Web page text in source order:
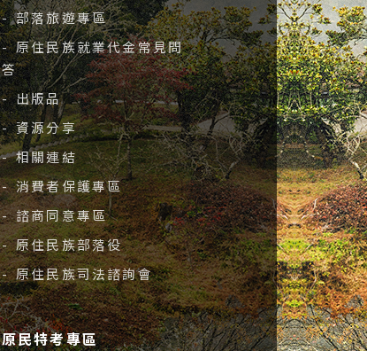
- 部落旅遊專區
- 原住民族就業代金常見問
答
- 出版品
- 資源分享
- 相關連結
- 消費者保護專區
- 諮商同意專區
- 原住民族部落役
- 原住民族司法諮詢會
原民特考專區